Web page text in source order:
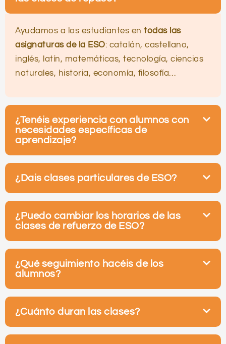
Ayudamos a los estudiantes en todas las
asignaturas de la ESO: catalán, castellano,
inglés, latín, matemáticas, tecnología, ciencias
naturales, historia, economía, filosofía…
¿Tenéis experiencia con alumnos con
necesidades específicas de
aprendizaje?
¿Dais clases particulares de ESO?
¿Puedo cambiar los horarios de las
clases de refuerzo de ESO?
¿Qué seguimiento hacéis de los
alumnos?
¿Cuánto duran las clases?